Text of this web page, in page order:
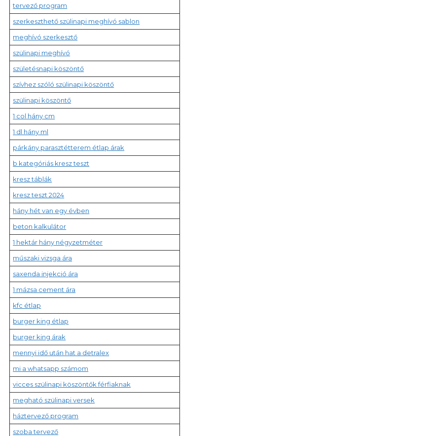
tervező program
szerkeszthető szülinapi meghívó sablon
meghívó szerkesztő
szülinapi meghívó
születésnapi köszöntő
szívhez szóló szülinapi köszöntő
szülinapi köszöntő
1 col hány cm
1 dl hány ml
párkány parasztétterem étlap árak
b kategóriás kresz teszt
kresz táblák
kresz teszt 2024
hány hét van egy évben
beton kalkulátor
1 hektár hány négyzetméter
műszaki vizsga ára
saxenda injekció ára
1 mázsa cement ára
kfc étlap
burger king étlap
burger king árak
mennyi idő után hat a detralex
mi a whatsapp számom
vicces szülinapi köszöntők férfiaknak
megható szülinapi versek
háztervező program
szoba tervező